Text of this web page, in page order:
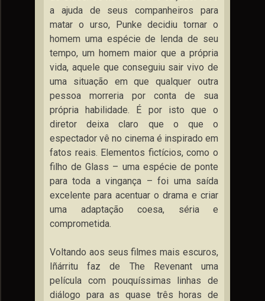
a ajuda de seus companheiros para
matar o urso, Punke decidiu tornar o
homem uma espécie de lenda de seu
tempo, um homem maior que a própria
vida, aquele que conseguiu sair vivo de
uma situação em que qualquer outra
pessoa morreria por conta de sua
própria habilidade. É por isto que o
diretor deixa claro que o que o
espectador vê no cinema é inspirado em
fatos reais. Elementos fictícios, como o
filho de Glass – uma espécie de ponte
para toda a vingança – foi uma saída
excelente para acentuar o drama e criar
uma adaptação coesa, séria e
comprometida.
Voltando aos seus filmes mais escuros,
Iñárritu faz de The Revenant uma
película com pouquíssimas linhas de
diálogo para as quase três horas de